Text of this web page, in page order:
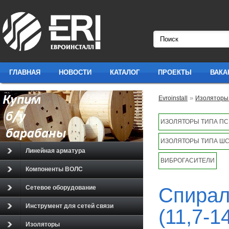
ГЛАВНАЯ НОВОСТИ КАТАЛОГ ПРОЕКТЫ
Evroinstall »
ИЗОЛЯТОРЫ ТИПА ПС
ИЗОЛЯТОРЫ ТИПА
ВИБРОГАСИТЕЛИ
(11,7-
Линейная арматура
Компоненты ВОЛС
Сетевое оборудование
Инструмент для сетей связи
Изоляторы